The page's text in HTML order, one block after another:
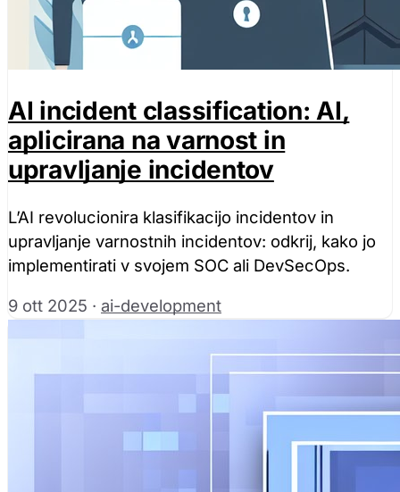
AI incident classification: AI,
aplicirana na varnost in
upravljanje incidentov
L’AI revolucionira klasifikacijo incidentov in
upravljanje varnostnih incidentov: odkrij, kako jo
implementirati v svojem SOC ali DevSecOps.
9 ott 2025 · ai-development